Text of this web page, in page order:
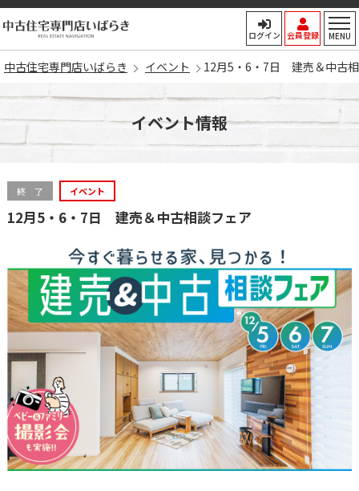
中古住宅専門店いばらき
ログイン 会員登録 MENU
中古住宅専門店いばらき イベント 12月5・6・7日 建売＆中古
イベント情報
終 了 イベント
12月5・6・7日 建売＆中古相談フェア